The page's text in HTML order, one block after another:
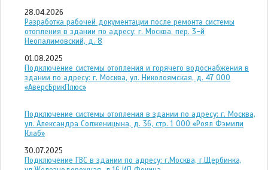
28.04.2026
Разработка рабочей документации после ремонта системы
отопления в здании по адресу: г. Москва, пер. 3-й
Неопалимовский, д. 8
01.08.2025
Подключение системы отопления и горячего водоснабжения в
здании по адресу: г. Москва, ул. Николоямская, д. 47 ООО
«АверсБрикПлюс»
Подключение системы отопления в здании по адресу: г. Москва,
ул. Александра Солженицына, д. 36, стр. 1 ООО «Роял Фэмили
Клаб»
30.07.2025
Подключение ГВС в здании по адресу: г.Москва, г.Щербинка,